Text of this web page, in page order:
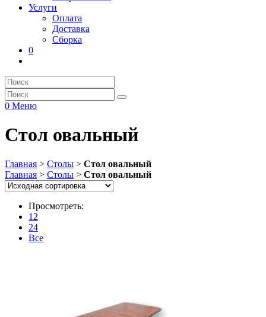
Услуги
Оплата
Доставка
Сборка
0
0 Меню
Стол овальный
Главная > Столы > Стол овальный
Главная > Столы > Стол овальный
Просмотреть:
12
24
Все